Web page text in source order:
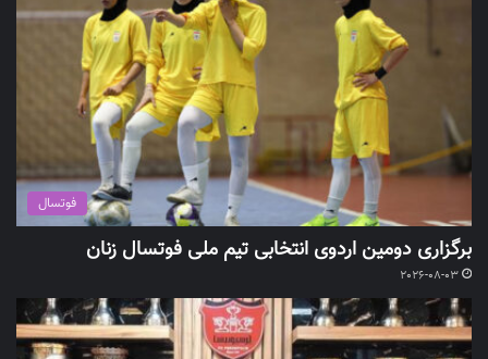
فوتسال
برگزاری دومین اردوی انتخابی تیم ملی فوتسال زنان
2026-08-03